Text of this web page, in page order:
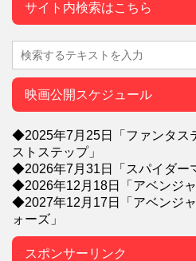
サイト内検索はこちら
映画公開スケジュール
◆2025年7月25日「ファンタス
ストステップ」
◆2026年7月31日「スパイダー
◆2026年12月18日「アベンジャ
◆2027年12月17日「アベンジ
ォーズ」
スポンサーリンク